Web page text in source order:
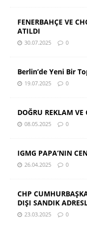
FENERBAHÇE VE
ATILDI
30.07.2025 0
Berlin’de Yeni Bir
19.07.2025 0
DOĞRU REKLAM
08.05.2025 0
IGMG PAPA’NIN
26.04.2025 0
CHP
DIŞI SANDIK
23.03.2025 0